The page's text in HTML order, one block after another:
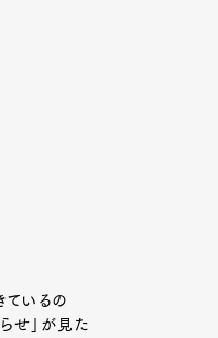
いるの
せ」が見た